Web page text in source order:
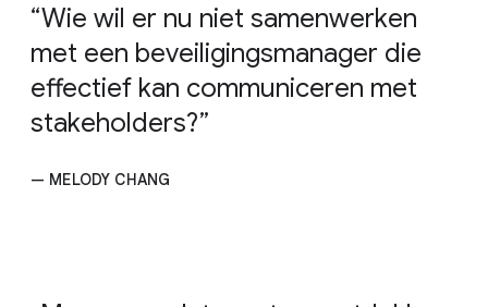
Wie wil er nu niet samenwerken
met een beveiligingsmanager die
effectief kan communiceren met
stakeholders?
— MELODY CHANG